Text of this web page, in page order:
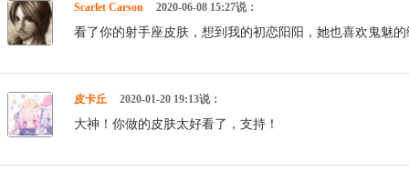
Scarlet Carson 2020-06-08 15:27说：
看了你的射手座皮肤，想到我的初恋阳阳，她也喜欢鬼魅
皮卡丘 2020-01-20 19:13说：
大神！你做的皮肤太好看了，支持！